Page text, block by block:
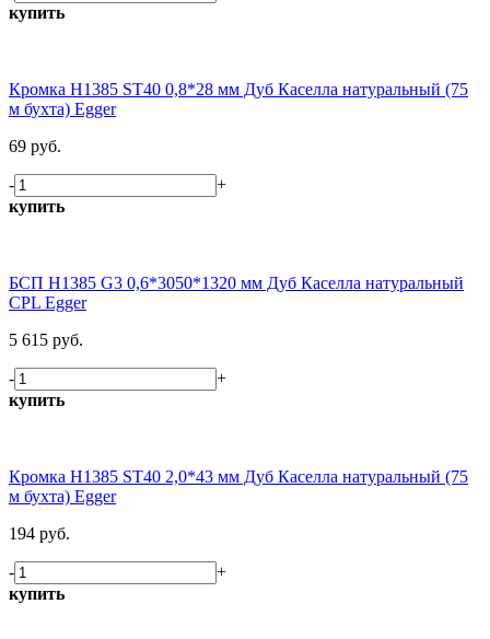
купить
Кромка H1385 ST40 0,8*28 мм Дуб Каселла натуральный (75
м бухта) Egger
69 руб.
-
+
купить
БСП H1385 G3 0,6*3050*1320 мм Дуб Каселла натуральный
CPL Egger
5 615 руб.
-
+
купить
Кромка H1385 ST40 2,0*43 мм Дуб Каселла натуральный (75
м бухта) Egger
194 руб.
-
+
купить